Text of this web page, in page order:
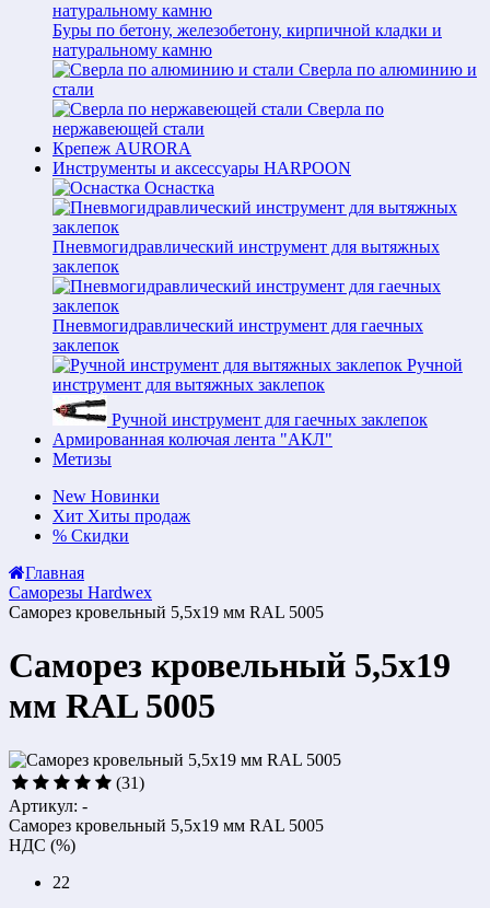
Буры по бетону, железобетону, кирпичной кладки и
натуральному камню
Сверла по алюминию и
стали
Сверла по
нержавеющей стали
Крепеж AURORA
Инструменты и аксессуары HARPOON
Оснастка
Пневмогидравлический инструмент для вытяжных
заклепок
Пневмогидравлический инструмент для гаечных
заклепок
Ручной
инструмент для вытяжных заклепок
Ручной инструмент для гаечных заклепок
Армированная колючая лента "АКЛ"
Метизы
New Новинки
Хит Хиты продаж
% Скидки
Главная
Саморезы Hardwex
Саморез кровельный 5,5x19 мм RAL 5005
Саморез кровельный 5,5x19
мм RAL 5005
(31)
Артикул: -
Саморез кровельный 5,5x19 мм RAL 5005
НДС (%)
22